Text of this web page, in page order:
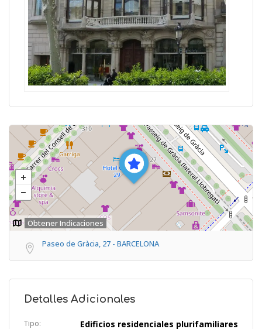
Obtener Indicaciones
Paseo de Gràcia, 27 - BARCELONA
Detalles Adicionales
Tipo: Edificios residenciales plurifamiliares